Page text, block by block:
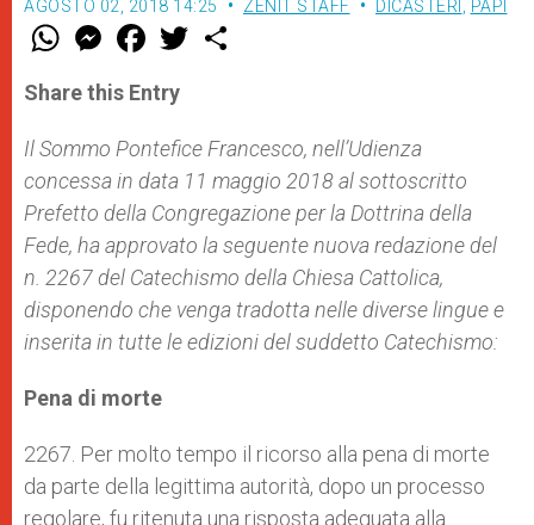
AGOSTO 02, 2018 14:25 ZENIT STAFF DICASTERI , PAPI
W
t
s
p
p
M
e
s
e
g
e
r
F
a
e
b
o
k
w
r
Share this Entry
Il Sommo Pontefice Francesco, nell’Udienza
concessa in data 11 maggio 2018 al sottoscritto
Prefetto della Congregazione per la Dottrina della
Fede, ha approvato la seguente nuova redazione del
n. 2267 del Catechismo della Chiesa Cattolica,
disponendo che venga tradotta nelle diverse lingue e
inserita in tutte le edizioni del suddetto Catechismo:
Pena di morte
2267. Per molto tempo il ricorso alla pena di morte
da parte della legittima autorità, dopo un processo
regolare, fu ritenuta una risposta adeguata alla